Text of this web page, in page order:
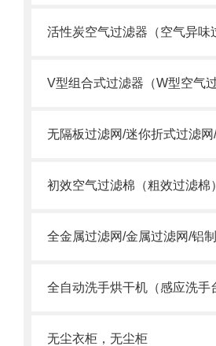
活性炭空气过滤器（空气异味
V型组合式过滤器（W型空气过
初效空气过滤棉（粗效过滤棉）
全金属过滤网/金属过滤网/铝
全自动洗手烘干机（感应洗手
无尘衣柜，无尘柜